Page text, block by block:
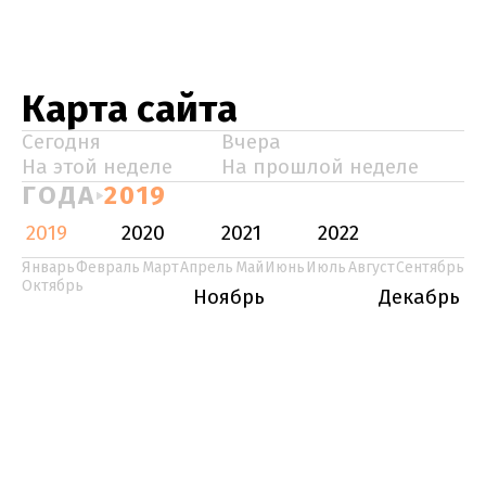
Карта сайта
Сегодня
Вчера
На этой неделе
На прошлой неделе
ГОДА 2019
2019 2020 2021 2022
ЯнварьФевраль МартАпрель Май Июнь ИюльАвгустСентябрь
Октябрь
Ноябрь Декабрь